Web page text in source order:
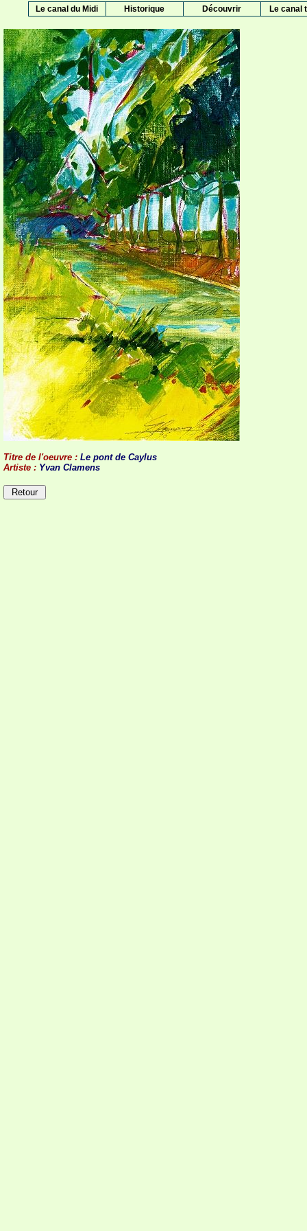
Le canal du Midi Historique Découvrir Le canal
Titre de l'oeuvre : Le pont de Caylus
Artiste : Yvan Clamens